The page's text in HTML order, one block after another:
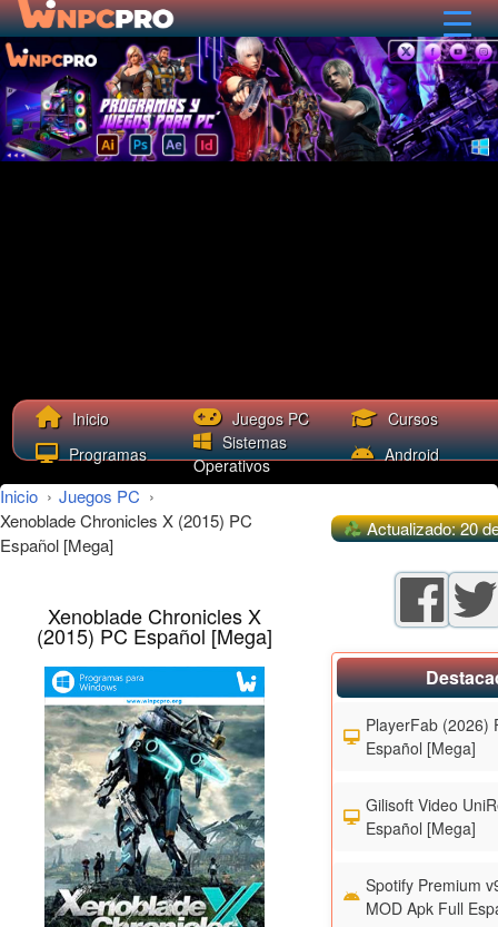
Inicio Juegos PC
Cursos
Programas
Sistemas
Operativos
Android
Inicio › Juegos PC ›
Xenoblade Chronicles X (2015) PC
Español [Mega]
Xenoblade Chronicles X
(2015) PC Español [Mega]
Actualizado: 20
PlayerFab (2026)
Español [Mega]
Gilisoft Video
Español [Mega]
Spotify Premium
MOD Apk Full